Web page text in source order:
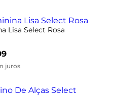
Lisa Select Rosa
juros